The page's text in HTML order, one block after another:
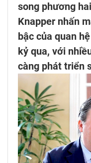
song phương
Knapper nhấn
bậc của quan
kỷ qua, với
càng phát triển